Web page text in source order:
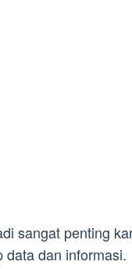
sangat penting
data dan informasi.